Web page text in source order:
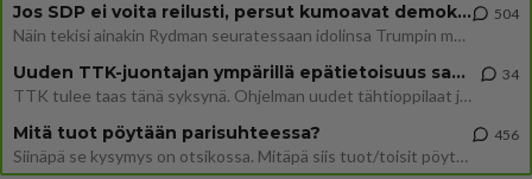
Jos SDP ei voita reilusti, persut kumoavat demokratian Suomesta
Näin tekisi ainakin Rydman seuratessaan idolinsa Trumpin mallia https://www.is.fi/politiikka/art-2000012187244.html
504
Uuden TTK-juontajan ympärillä epätietoisuus sakenee - Nyt MTV hämmentää soppaa
TTK tulee taas tänä syksynä. Ohjelman uudet tähtioppilaat julkistetaan torstaina 6. elokuuta klo 14 alkavassa lehdistö
34
Mitä tuot pöytään parisuhteessa?
Siinäpä se kysymys on otsikossa. Mitäpä siis tuot/toisit pöytään parisuhteessa? Oletko mies vai nainen? Koetko sen mitä
456